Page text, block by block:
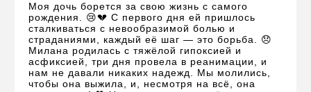
Моя дочь борется за свою жизнь с самого
рождения. 😢💔 С первого дня ей пришлось
сталкиваться с невообразимой болью и
страданиями, каждый её шаг — это борьба. 😞
Милана родилась с тяжёлой гипоксией и
асфиксией, три дня провела в реанимации, и
нам не давали никаких надежд. Мы молились,
чтобы она выжила, и, несмотря на всё, она